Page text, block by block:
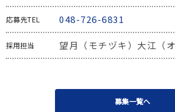
応募先TEL 048-726-6831
採用担当 望月（モチヅキ）大江（オ
募集一覧へ